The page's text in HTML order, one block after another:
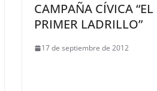
CAMPAÑA CÍVICA “EL
PRIMER LADRILLO”
17 de septiembre de 2012